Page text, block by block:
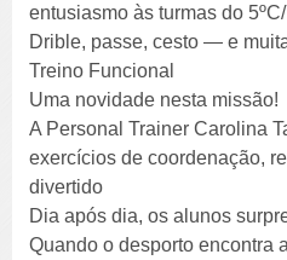
entusiasmo às turmas do 5ºC/
Drible, passe, cesto — e
Treino Funcional
Uma novidade nesta missão!
A Personal Trainer Carolina
exercícios de coordenação,
divertido
Dia após dia, os alunos
Quando o desporto encontra